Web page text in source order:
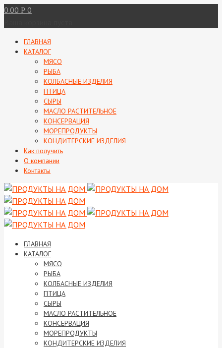
0.00 Р 0
ГЛАВНАЯ
КАТАЛОГ
МЯСО
РЫБА
КОЛБАСНЫЕ ИЗДЕЛИЯ
ПТИЦА
СЫРЫ
МАСЛО РАСТИТЕЛЬНОЕ
КОНСЕРВАЦИЯ
МОРЕПРОДУКТЫ
КОНДИТЕРСКИЕ ИЗДЕЛИЯ
Как получить
О компании
Контакты
ГЛАВНАЯ
КАТАЛОГ
МЯСО
РЫБА
КОЛБАСНЫЕ ИЗДЕЛИЯ
ПТИЦА
СЫРЫ
МАСЛО РАСТИТЕЛЬНОЕ
КОНСЕРВАЦИЯ
МОРЕПРОДУКТЫ
КОНДИТЕРСКИЕ ИЗДЕЛИЯ